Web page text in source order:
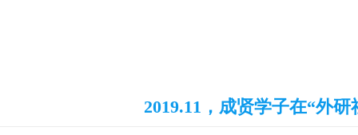
2019.11，成贤学子在“外